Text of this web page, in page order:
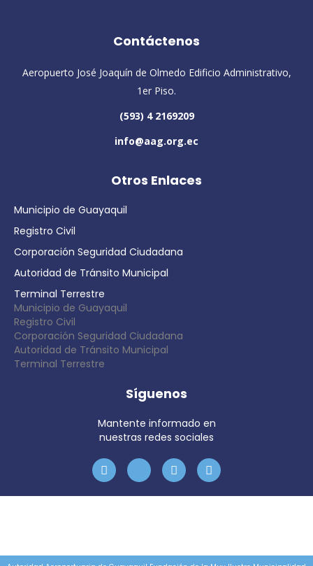
Contáctenos
Aeropuerto José Joaquín de Olmedo Edificio Administrativo,
1er Piso.
(593) 4 2169209
info@aag.org.ec
Otros Enlaces
Municipio de Guayaquil
Registro Civil
Corporación Seguridad Ciudadana
Autoridad de Tránsito Municipal
Terminal Terrestre
Municipio de Guayaquil
Registro Civil
Corporación Seguridad Ciudadana
Autoridad de Tránsito Municipal
Terminal Terrestre
Síguenos
Mantente informado en
nuestras redes sociales